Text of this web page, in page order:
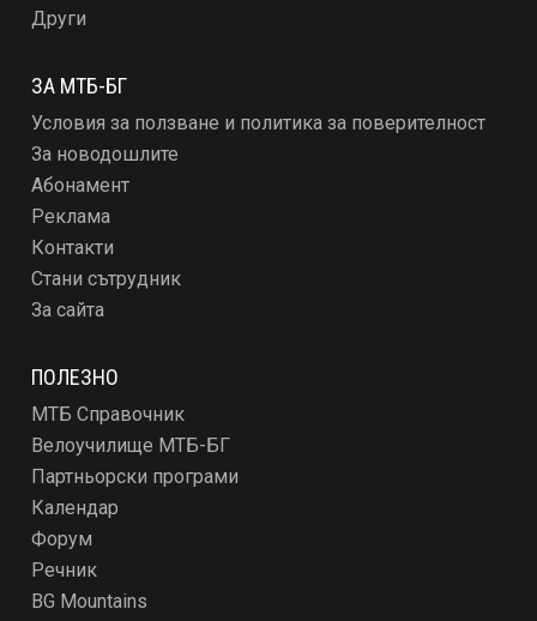
Други
ЗА МТБ-БГ
Условия за ползване и политика за поверителност
За новодошлите
Абонамент
Реклама
Контакти
Стани сътрудник
За сайта
ПОЛЕЗНО
МТБ Справочник
Велоучилище МТБ-БГ
Партньорски програми
Календар
Форум
Речник
BG Mountains